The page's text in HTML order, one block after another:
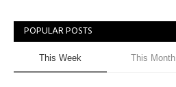
POPULAR POSTS
This Week This Month